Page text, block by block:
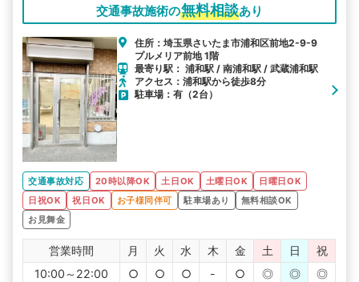
交通事故施術の無料相談あり
住所：埼玉県さいたま市浦和区前地2-9-9
プルメリア前地 1階
最寄り駅： 浦和駅 / 南浦和駅 / 武蔵浦和駅
アクセス：浦和駅から徒歩8分
駐車場：有（2台）
交通事故対応 20時以降OK 土日OK 土曜日OK
日曜日OK
日祝OK
祝日OK お子様同伴可 駐車場あり
無料相談OK
お見舞金
営業時間 月 火 水 木 金 土 日
祝
10:00～22:00
○ ○ ○ - ○ ◎ ◎ ◎